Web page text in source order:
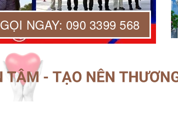
GỌI NGAY: 090 3399 568